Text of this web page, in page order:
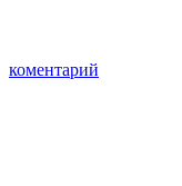
коментарий